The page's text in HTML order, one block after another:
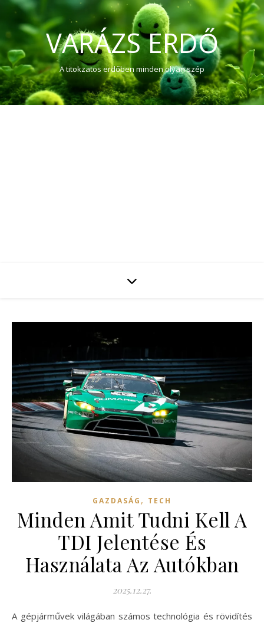
VARÁZS ERDŐ
A titokzatos erdőben minden olyan szép
GAZDASÁG , TECH
Minden Amit Tudni Kell A
TDI Jelentése És
Használata Az Autókban
2025.12.27.
A gépjárművek világában számos technológia és rövidítés